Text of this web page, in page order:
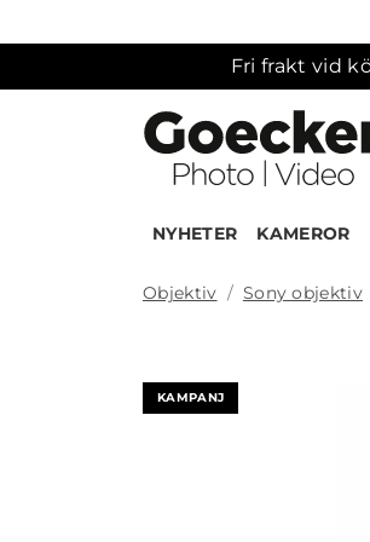
Fri frakt vid
NYHETER KAMEROR
Objektiv Sony objektiv
KAMPANJ